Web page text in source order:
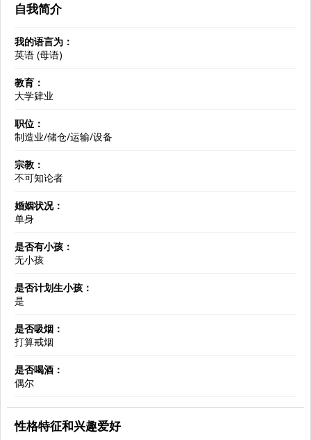
自我简介
我的语言为：
英语 (母语)
教育：
大学肄业
职位：
制造业/储仓/运输/设备
宗教：
不可知论者
婚姻状况：
单身
是否有小孩：
无小孩
是否计划生小孩：
是
是否吸烟：
打算戒烟
是否喝酒：
偶尔
性格特征和兴趣爱好